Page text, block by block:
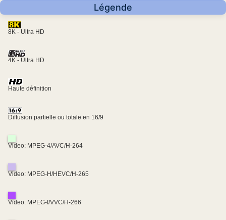
Légende
8K - Ultra HD
4K - Ultra HD
Haute définition
Diffusion partielle ou totale en 16/9
Video: MPEG-4/AVC/H-264
Video: MPEG-H/HEVC/H-265
Video: MPEG-I/VVC/H-266